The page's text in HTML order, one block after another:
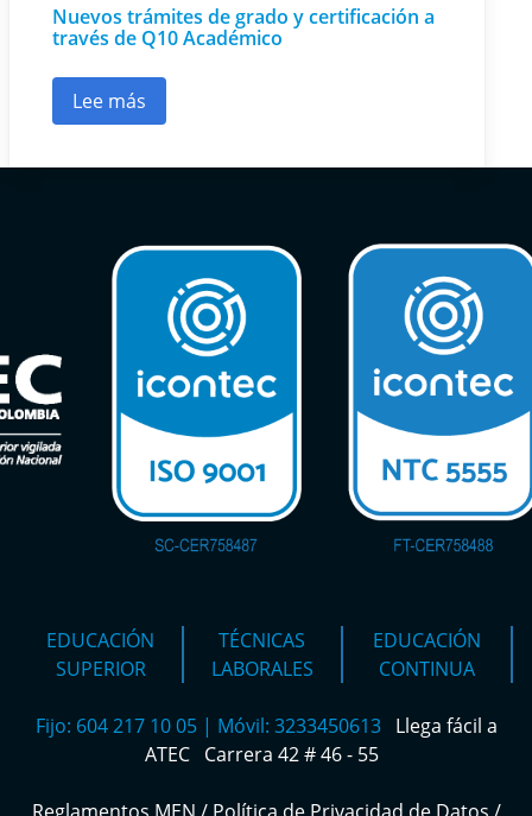
Nuevos trámites de grado y certificación a
través de Q10 Académico
Lee más
sobre Nuevos trámites de grado y
EDUCACIÓN
SUPERIOR
TÉCNICAS
LABORALES
EDUCACIÓN
CONTINUA
Fijo: 604 217 10 05 | Móvil: 3233450613 Llega fácil a
ATEC Carrera 42 # 46 - 55